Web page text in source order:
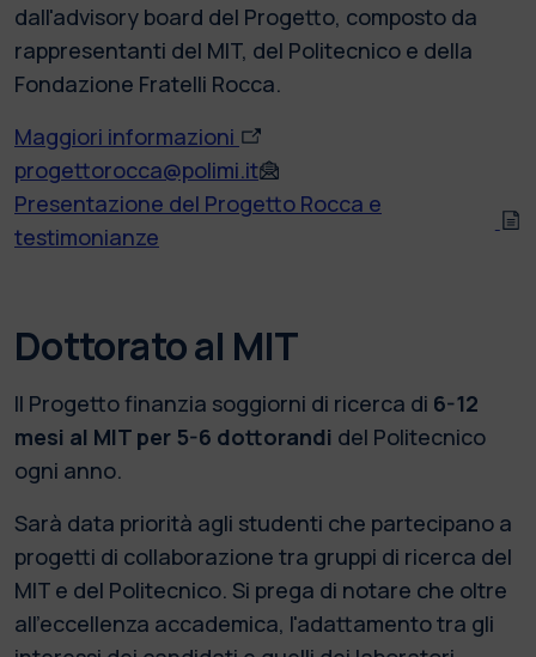
dall'advisory board del Progetto, composto da
rappresentanti del MIT, del Politecnico e della
Fondazione Fratelli Rocca.
Maggiori informazioni
progettorocca@polimi.it
Presentazione del Progetto Rocca e
testimonianze
Dottorato al MIT
Il Progetto finanzia soggiorni di ricerca di 6-12
mesi al MIT per 5-6 dottorandi del Politecnico
ogni anno.
Sarà data priorità agli studenti che partecipano a
progetti di collaborazione tra gruppi di ricerca del
MIT e del Politecnico. Si prega di notare che oltre
all'eccellenza accademica, l'adattamento tra gli